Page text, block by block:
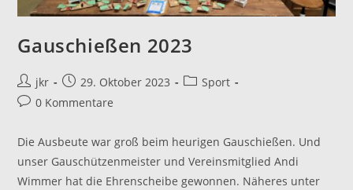
Gauschießen 2023
Beitrags-
Autor:
jkr
Beitrag
veröffentlicht:
29. Oktober 2023
Beitrags-
Sport
Beitrags-
0 Kommentare
Die Ausbeute war groß beim heurigen Gauschießen. Und
unser Gauschützenmeister und Vereinsmitglied Andi
Wimmer hat die Ehrenscheibe gewonnen. Näheres unter